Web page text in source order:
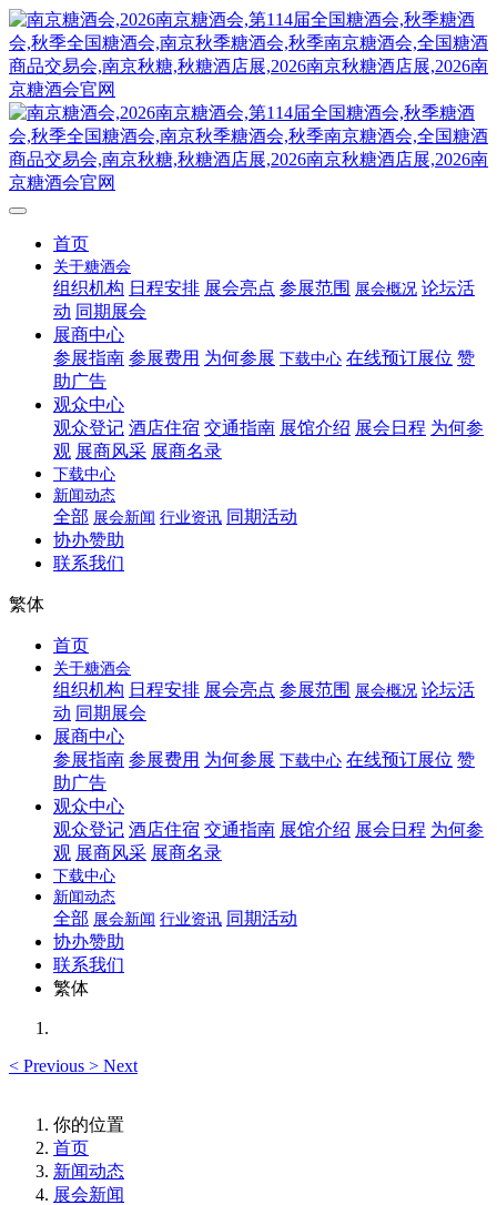
首页
关于糖酒会
组织机构 日程安排 展会亮点 参展范围 展会概况 论坛活
动 同期展会
展商中心
参展指南 参展费用 为何参展 下载中心 在线预订展位 赞
助广告
观众中心
观众登记 酒店住宿 交通指南 展馆介绍 展会日程 为何参
观 展商风采 展商名录
下载中心
新闻动态
全部 展会新闻 行业资讯 同期活动
协办赞助
联系我们
繁体
首页
关于糖酒会
组织机构 日程安排 展会亮点 参展范围 展会概况 论坛活
动 同期展会
展商中心
参展指南 参展费用 为何参展 下载中心 在线预订展位 赞
助广告
观众中心
观众登记 酒店住宿 交通指南 展馆介绍 展会日程 为何参
观 展商风采 展商名录
下载中心
新闻动态
全部 展会新闻 行业资讯 同期活动
协办赞助
联系我们
繁体
< Previous > Next
你的位置
首页
新闻动态
展会新闻